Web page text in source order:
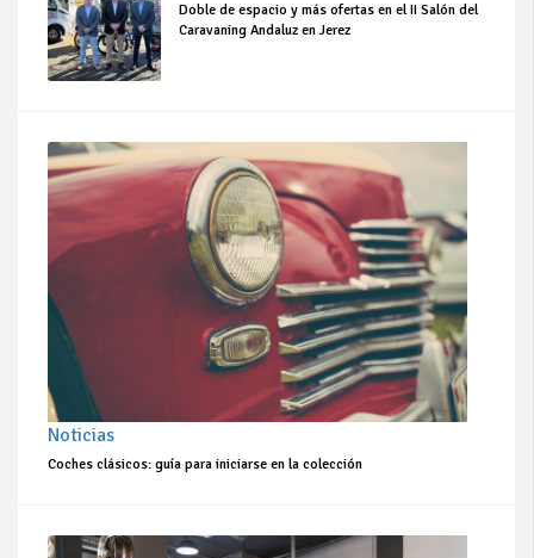
Doble de espacio y más ofertas en el II Salón del
Caravaning Andaluz en Jerez
Noticias
Coches clásicos: guía para iniciarse en la colección